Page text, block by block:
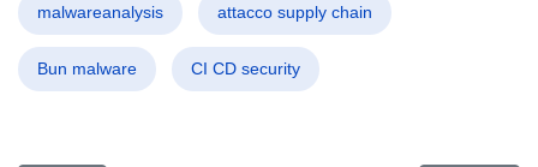
malwareanalysis attacco supply chain
Bun malware CI CD security